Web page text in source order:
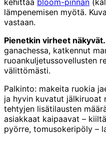
kehittää bloom-pinnan
lämpenemisen myötä.
vastaan.
Pienetkin virheet näkyvät.
ganachessa, katkennut
ruoankuljetussovellusten
välittömästi.
Palkinto: makeita ruokia
ja hyvin kuvatut jälkiruoat
tehtyjen lisätilausten
asiakkaat kaipaavat –
pyörre, tomusokeripöly –